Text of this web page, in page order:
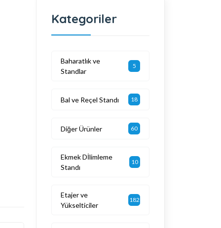
Kategoriler
Baharatlık ve
Standlar
5
Bal ve Reçel Standı 18
Diğer Ürünler 60
Ekmek Dİlimleme
Standı
10
Etajer ve
Yükselticiler
182